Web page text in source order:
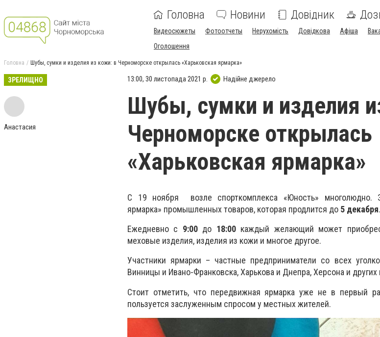
Головна Новини Довідник
Видеосюжеты Фотоотчеты Нерухомість Довідкова Афіша
Оголошення
Головна Шубы, сумки и изделия из кожи: в Черноморске открылась «Харьковская ярмарка»
ЗРЕЛИЩНО
Анастасия
13:00, 30 листопада 2021 р. Надійне джерело
Шубы, сумки и изделия
Черноморске открылась
«Харьковская ярмарка»
С 19 ноября возле спорткомплекса «Юность» многолюдно.
ярмарка» промышленных товаров, которая продлится до 5 декабря.
Ежедневно с 9:00до 18:00каждый желающий может
меховые изделия, изделия из кожи и многое другое.
Участникиярмарки – частные предприниматели со всех
Винницы и Ивано-Франковска, Харькова и Днепра, Херсона и других
Стоит отметить, что передвижная ярмаркауже не в первый
пользуется заслуженным спросом у местных жителей.